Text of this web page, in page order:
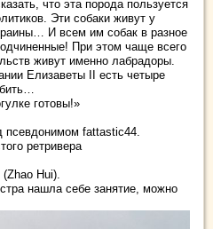
что эта порода пользуется
Эти собаки живут у
И всем им собак в разное
При этом чаще всего
живут именно лабрадоры.
Елизаветы II есть четыре
готовы!»
псевдонимом fattastic44.
ретривера
Hui).
нашла себе занятие, можно